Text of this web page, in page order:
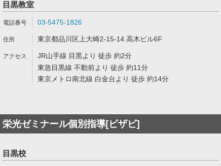
目黒教室
03-5475-1826
東京都品川区上大崎2-15-14 高木ビル6F
JR山手線 目黒より 徒歩 約2分
東急目黒線 不動前より 徒歩 約11分
東京メトロ南北線 白金台より 徒歩 約14分
栄光ゼミナール個別指導[ビザビ]
目黒校